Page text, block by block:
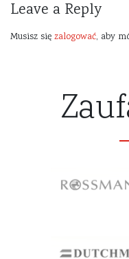
Leave a Reply
Musisz się zalogować, aby